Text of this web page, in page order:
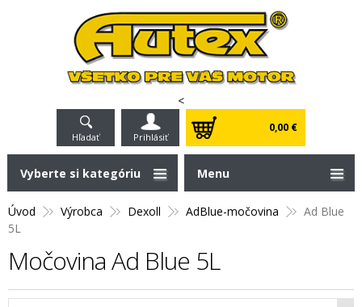
<
Hľadať Prihlásiť
0,00 €
Úvod Výrobca Dexoll AdBlue-močovina
Ad Blue
5L
Močovina Ad Blue 5L
Vyberte si kategóriu Menu